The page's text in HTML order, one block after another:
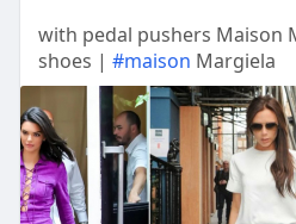
with pedal pushers Maison
shoes | #maison Margiela